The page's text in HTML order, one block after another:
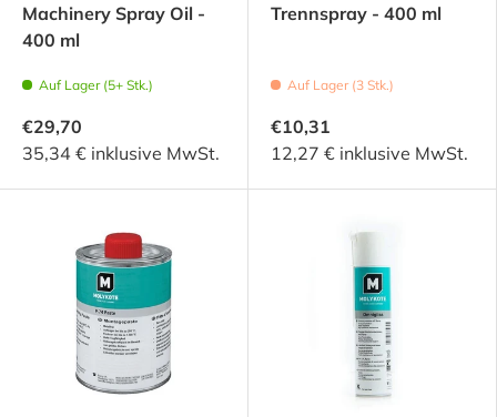
Machinery Spray Oil -
400 ml
Auf Lager (5+ Stk.)
€29,70
35,34 € inklusive MwSt.
Trennspray - 400 ml
Auf Lager (3 Stk.)
€10,31
12,27 € inklusive MwSt.